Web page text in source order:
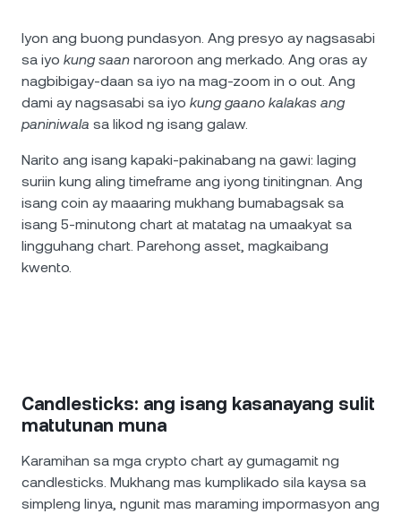
Iyon ang buong pundasyon. Ang presyo ay nagsasabi
sa iyo kung saan naroroon ang merkado. Ang oras ay
nagbibigay-daan sa iyo na mag-zoom in o out. Ang
dami ay nagsasabi sa iyo kung gaano kalakas ang
paniniwala sa likod ng isang galaw.
Narito ang isang kapaki-pakinabang na gawi: laging
suriin kung aling timeframe ang iyong tinitingnan. Ang
isang coin ay maaaring mukhang bumabagsak sa
isang 5-minutong chart at matatag na umaakyat sa
lingguhang chart. Parehong asset, magkaibang
kwento.
Candlesticks: ang isang kasanayang sulit
matutunan muna
Karamihan sa mga crypto chart ay gumagamit ng
candlesticks. Mukhang mas kumplikado sila kaysa sa
simpleng linya, ngunit mas maraming impormasyon ang